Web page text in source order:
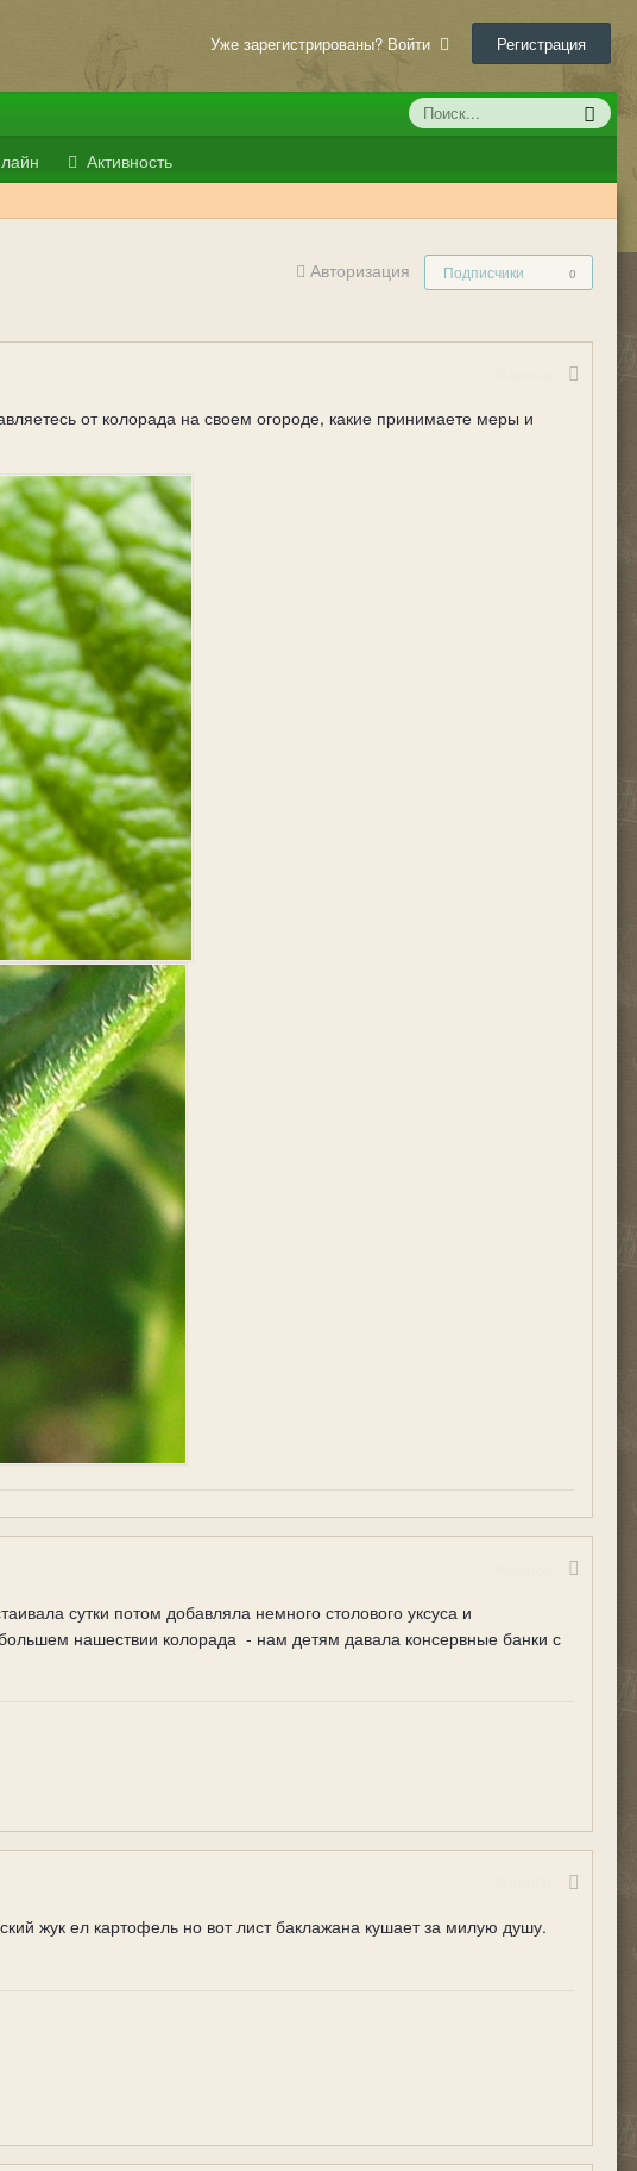
Уже зарегистрированы? Войти Регистрация
Активность
Авторизация Подписчики 0
от колорада на своем огороде, какие принимаете меры и
сутки потом добавляла немного столового уксуса и
нашествии колорада - нам детям давала консервные банки с
жук ел картофель но вот лист баклажана кушает за милую душу.